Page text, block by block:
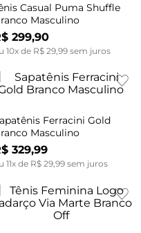
Casual Puma Shuffle
Masculino
299,90
10x de R$ 29, 99sem juros
Ferracini Gold
Masculino
329,99
11x de R$ 29,99sem juros